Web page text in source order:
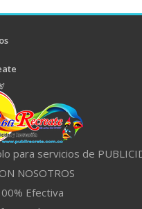
para servicios de
NOSOTROS
Efectiva